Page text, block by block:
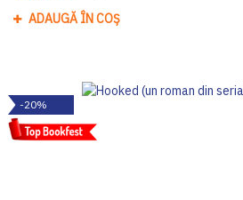
ADAUGĂ ÎN COȘ
-20%